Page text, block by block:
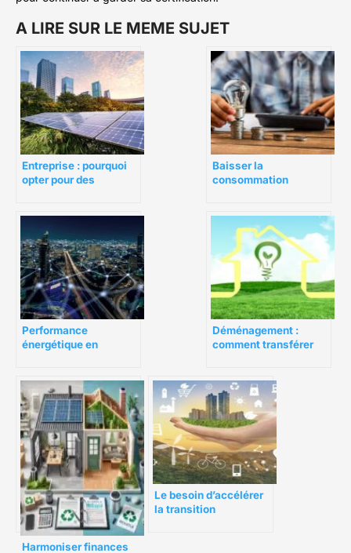
A LIRE SUR LE MEME SUJET
Entreprise : pourquoi
opter pour des
Baisser la
consommation
Performance
énergétique en
coûteuse ?
Déménagement :
comment transférer
Harmoniser finances
Le besoin d’accélérer
la transition